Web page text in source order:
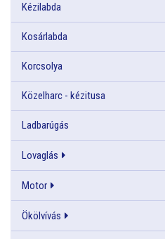
Kézilabda
Kosárlabda
Korcsolya
Közelharc - kézitusa
Ladbarúgás
Lovaglás
Motor
Ökölvívás